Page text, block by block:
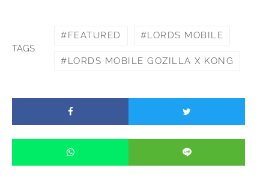
TAGS
FEATURED LORDS MOBILE
LORDS MOBILE GOZILLA X KONG